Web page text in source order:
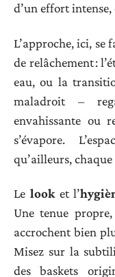
d’un effort intense,
L’approche, ici, se
de relâchement :
eau, ou la
maladroit –
envahissante ou
s’évapore.
qu’ailleurs,
Le looket l’
Une tenue
accrochent bien
Misez sur la
des baskets